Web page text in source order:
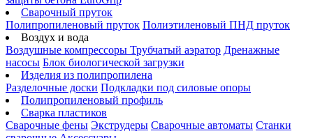
Сварочный пруток
Полипропиленовый пруток Полиэтиленовый ПНД пруток
Воздух и вода
Воздушные компрессоры Трубчатый аэратор Дренажные
насосы Блок биологической загрузки
Изделия из полипропилена
Разделочные доски Подкладки под силовые опоры
Полипропиленовый профиль
Сварка пластиков
Сварочные фены Экструдеры Сварочные автоматы Станки